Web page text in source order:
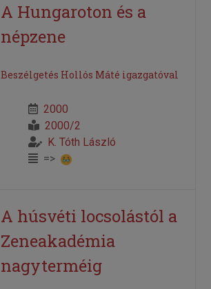
A Hungaroton és a
népzene
Beszélgetés Hollós Máté igazgatóval
2000
2000/2
K. Tóth László
=>
A húsvéti locsolástól a
Zeneakadémia
nagyterméig